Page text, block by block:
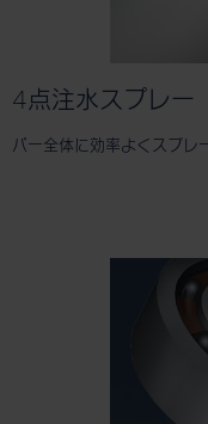
4点注水スプレー
バー全体に効率よくスプレ